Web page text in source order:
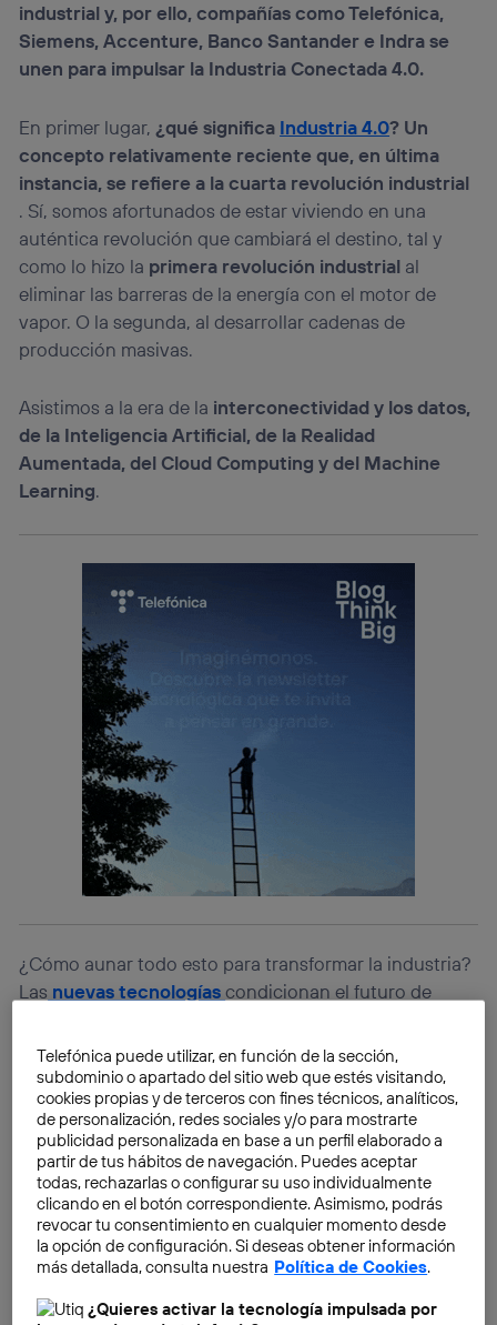
industrial y, por ello, compañías como Telefónica,
Siemens, Accenture, Banco Santander e Indra se
unen para impulsar la Industria Conectada 4.0.
En primer lugar, ¿qué significa Industria 4.0? Un
concepto relativamente reciente que, en última
instancia, se refiere a la cuarta revolución industrial
. Sí, somos afortunados de estar viviendo en una
auténtica revolución que cambiará el destino, tal y
como lo hizo la primera revolución industrial al
eliminar las barreras de la energía con el motor de
vapor. O la segunda, al desarrollar cadenas de
producción masivas.
Asistimos a la era de la interconectividad y los datos,
de la Inteligencia Artificial, de la Realidad
Aumentada, del Cloud Computing y del Machine
Learning.
¿Cómo aunar todo esto para transformar la industria?
Las nuevas tecnologíascondicionan el futuro de
de la lógica empresarial. ¿Cómo? Imagina la
posibilidad de recrear una planta de producción de
automoción de forma instantánea gracias a un
“gemelo digital”. Sin duda, el elemento diferenciador
para impulsar el desarrollo empresarial y aumentar el
PIB nacional es la digitalización.
En este marco,se ha celebrado el primer Congreso
dedicado a debatir sobre los avances y
oportunidades de la Industria 4.0, y en el que estuvo
Telefónica puede utilizar, en función de la sección,
subdominio o apartado del sitio web que estés visitando,
cookies propias y de terceros con fines técnicos, analíticos,
de personalización, redes sociales y/o para mostrarte
publicidad personalizada en base a un perfil elaborado a
partir de tus hábitos de navegación. Puedes aceptar
todas, rechazarlas o configurar su uso individualmente
clicando en el botón correspondiente. Asimismo, podrás
revocar tu consentimiento en cualquier momento desde
la opción de configuración. Si deseas obtener información
más detallada, consulta nuestra Política de Cookies.
¿Quieres activar la tecnología impulsada por